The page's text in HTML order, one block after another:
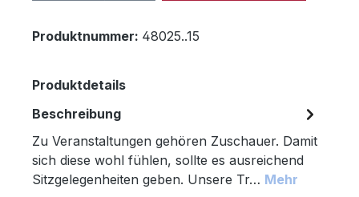
Produktnummer: 48025..15
Produktdetails
Beschreibung
Zu Veranstaltungen gehören Zuschauer. Damit
sich diese wohl fühlen, sollte es ausreichend
Sitzgelegenheiten geben. Unsere Tr… Mehr